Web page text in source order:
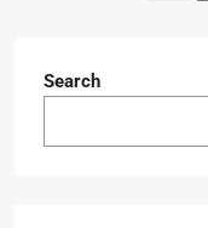
Search